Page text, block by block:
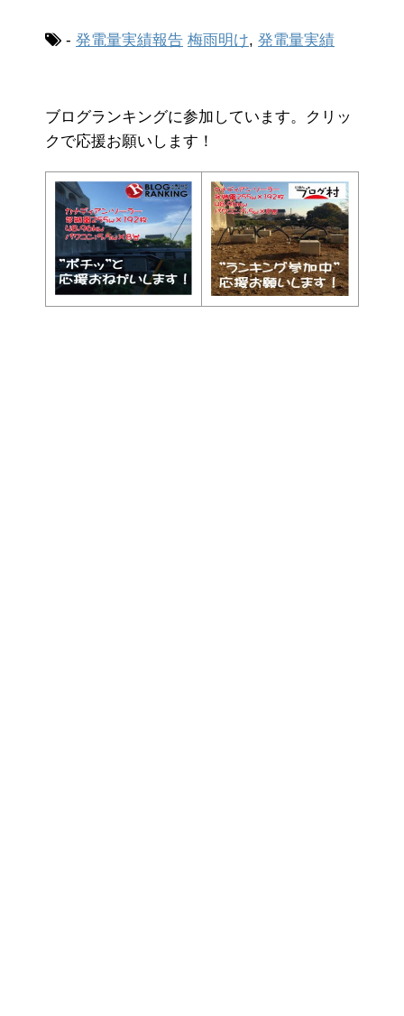
- 発電量実績報告 梅雨明け, 発電量実績
ブログランキングに参加しています。クリッ
クで応援お願いします！